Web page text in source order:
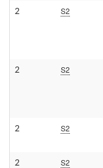
2 S2
2 S2
2 S2
2 S2